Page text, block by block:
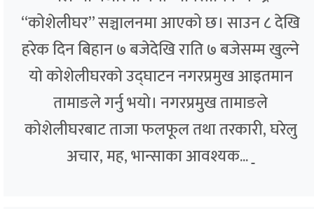
“कोशेलीघर” सञ्चालनमा आएको छ। साउन ८ देखि
हरेक दिन बिहान ७ बजेदेखि राति ७ बजेसम्म खुल्ने
यो कोशेलीघरको उद्घाटन नगरप्रमुख आइतमान
तामाङले गर्नु भयो। नगरप्रमुख तामाङले
कोशेलीघरबाट ताजा फलफूल तथा तरकारी, घरेलु
अचार, मह, भान्साका आवश्यक...